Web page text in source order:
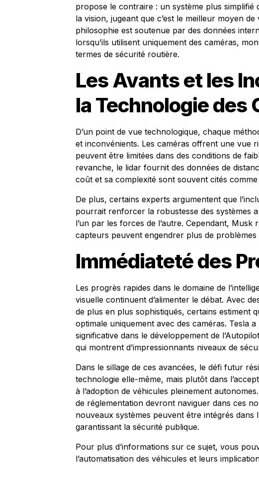
propose le contraire : un système plus simplifié
la vision, jugeant que c’est le meilleur moyen
philosophie est soutenue par des données
lorsqu’ils utilisent uniquement des caméras,
termes de sécurité routière.
Les Avants et les
la Technologie des
D’un point de vue technologique, chaque
et inconvénients. Les caméras offrent une vue
peuvent être limitées dans des conditions de
revanche, le lidar fournit des données de
coût et sa complexité sont souvent cités
De plus, certains experts argumentent que
pourrait renforcer la robustesse des systèmes
l’un par les forces de l’autre. Cependant,
capteurs peuvent engendrer plus de problèmes
Immédiateté des
Les progrès rapides dans le domaine de
visuelle continuent d’alimenter le débat. Avec
de plus en plus sophistiqués, certains estiment
optimale uniquement avec des caméras. Tesla
significative dans le développement de
qui montrent d’impressionnants niveaux de
Dans le sillage de ces avancées, le défi futur
technologie elle-même, mais plutôt dans
à l’adoption de véhicules pleinement
de réglementation devront naviguer dans ces
nouveaux systèmes peuvent être intégrés dans
garantissant la sécurité publique.
Pour plus d’informations sur ce sujet, vous
l’automatisation des véhicules et leurs